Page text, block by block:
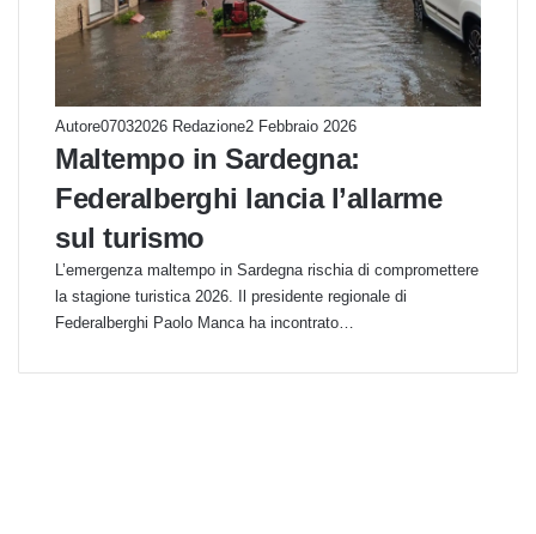
Autore07032026 Redazione2 Febbraio 2026
Maltempo in Sardegna:
Federalberghi lancia l’allarme
sul turismo
L’emergenza maltempo in Sardegna rischia di compromettere
la stagione turistica 2026. Il presidente regionale di
Federalberghi Paolo Manca ha incontrato…